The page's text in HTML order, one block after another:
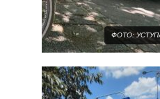
ФОТО: